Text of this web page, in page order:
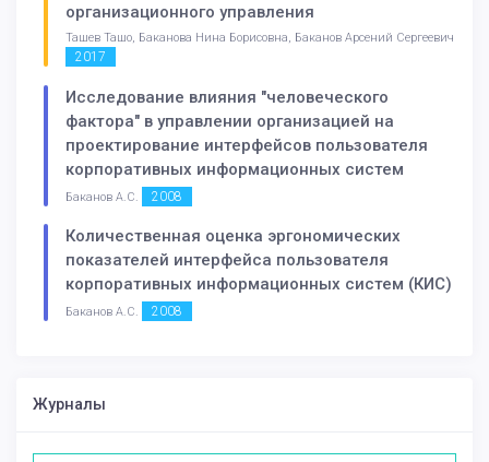
организационного управления
Ташев Ташо, Баканова Нина Борисовна, Баканов Арсений Сергеевич
2017
Исследование влияния "человеческого
фактора" в управлении организацией на
проектирование интерфейсов пользователя
корпоративных информационных систем
Баканов А.С. 2008
Количественная оценка эргономических
показателей интерфейса пользователя
корпоративных информационных систем (КИС)
Баканов А.С. 2008
Журналы